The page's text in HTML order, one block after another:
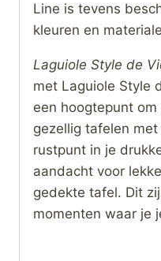
Line is tevens
kleuren en
Laguiole Style de
met Laguiole Style
een hoogtepunt
gezellig tafelen
rustpunt in je
aandacht voor
gedekte tafel. Dit
momenten waar je